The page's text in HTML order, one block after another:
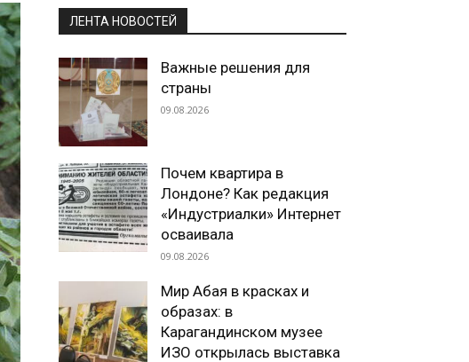
ЛЕНТА НОВОСТЕЙ
Важные решения для
страны
09.08.2026
Почем квартира в
Лондоне? Как редакция
«Индустриалки» Интернет
осваивала
09.08.2026
Мир Абая в красках и
образах: в
Карагандинском музее
ИЗО открылась выставка